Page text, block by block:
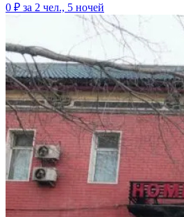
0 ₽ за 2 чел., 5 ночей